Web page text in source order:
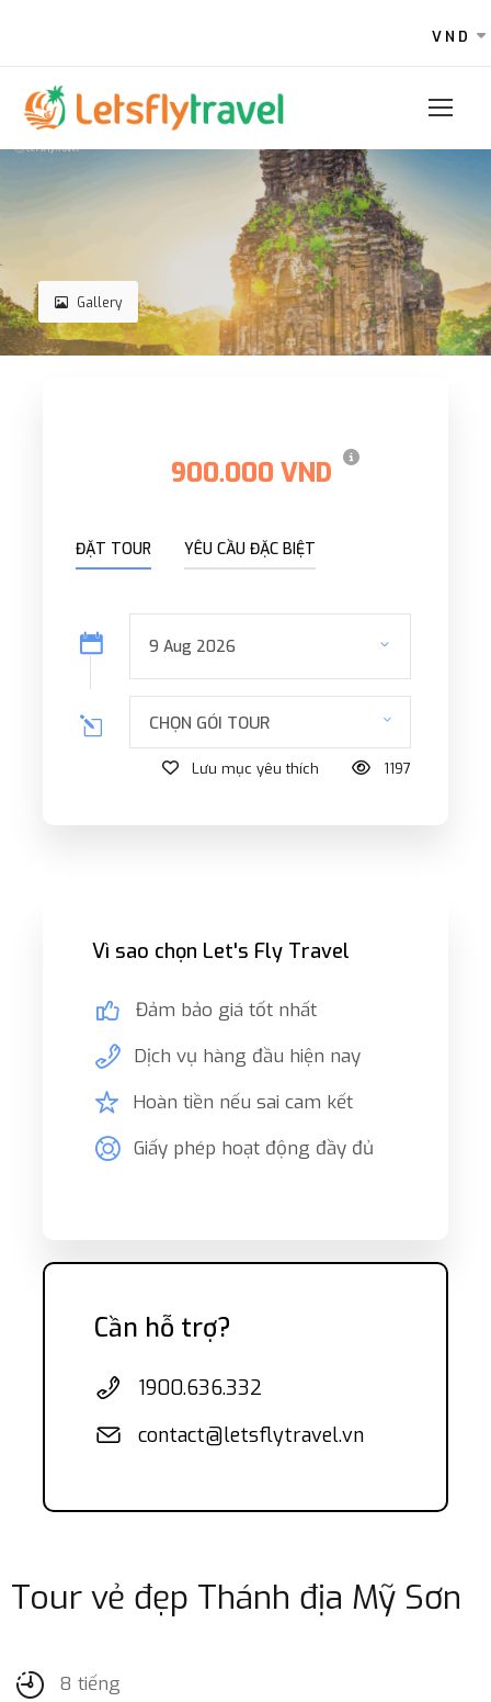
VND
Gallery
900.000 VND
ĐẶT TOUR YÊU CẦU ĐẶC BIỆT
CHỌN GÓI TOUR
Lưu mục yêu thích 1197
Vì sao chọn Let's Fly Travel
Đảm bảo giá tốt nhất
Dịch vụ hàng đầu hiện nay
Hoàn tiền nếu sai cam kết
Giấy phép hoạt động đầy đủ
Cần hỗ trợ?
1900.636.332
contact@letsflytravel.vn
Tour vẻ đẹp Thánh địa Mỹ Sơn
8 tiếng